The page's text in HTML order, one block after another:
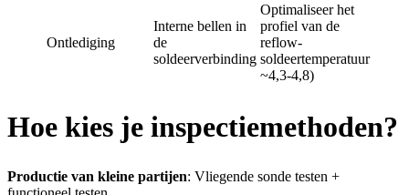
Ontlediging
Interne bellen in
de
soldeerverbinding
Optimaliseer het
profiel van de
reflow-
soldeertemperatuur
~4,3-4,8)
Hoe kies je inspectiemethoden?
Productie van kleine partijen: Vliegende sonde testen +